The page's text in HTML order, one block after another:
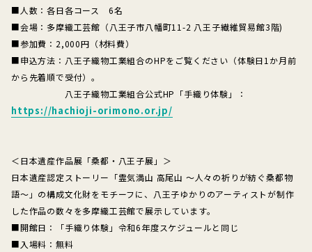
■人数：各日各コース 6名
■会場：多摩織工芸館（八王子市八幡町11-2 八王子繊維貿易館3階)
■参加費：2,000円（材料費）
■申込方法：八王子織物工業組合のHPをご覧ください（体験日1か月前
から先着順で受付）。
八王子織物工業組合公式HP「手織り体験」：
https://hachioji-orimono.or.jp/
＜日本遺産作品展「桑都・八王子展」＞
日本遺産認定ストーリー「霊気満山 高尾山 ～人々の祈りが紡ぐ桑都物
語～」の構成文化財をモチーフに、八王子ゆかりのアーティストが制作
した作品の数々を多摩織工芸館で展示しています。
■開館日：「手織り体験」令和6年度スケジュールと同じ
■入場料：無料